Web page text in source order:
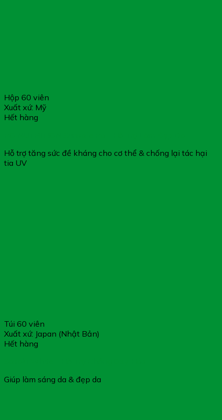
Hộp 60 viên
Xuất xứ: Mỹ
Hết hàng
Hỗ trợ tăng sức đề kháng cho cơ thể & chống lại tác hại
tia UV
Túi 60 viên
Xuất xứ: Japan (Nhật Bản)
Hết hàng
Giúp làm sáng da & đẹp da